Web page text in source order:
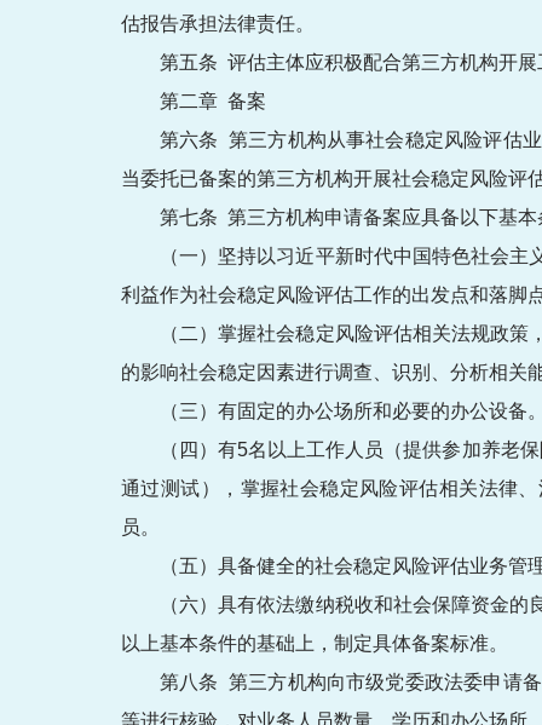
估报告承担法律责任。
第五条 评估主体应积极配合第三方机构开
第二章 备案
第六条 第三方机构从事社会稳定风险评估
当委托已备案的第三方机构开展社会稳定风险评
第七条 第三方机构申请备案应具备以下基本
（一）坚持以习近平新时代中国特色社会
利益作为社会稳定风险评估工作的出发点和落脚
（二）掌握社会稳定风险评估相关法规政
的影响社会稳定因素进行调查、识别、分析相关
（三）有固定的办公场所和必要的办公设备
（四）有5名以上工作人员（提供参加养老
通过测试），掌握社会稳定风险评估相关法律
员。
（五）具备健全的社会稳定风险评估业务
（六）具有依法缴纳税收和社会保障资金
以上基本条件的基础上，制定具体备案标准。
第八条 第三方机构向市级党委政法委申请
等进行核验，对业务人员数量、学历和办公场所